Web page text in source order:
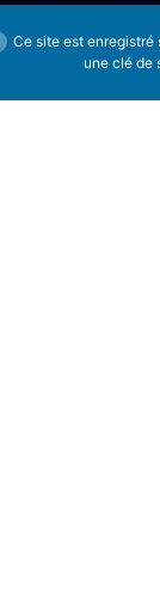
Ce site est enregistré
une clé de